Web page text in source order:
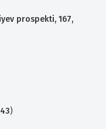
prospekti, 167,
)